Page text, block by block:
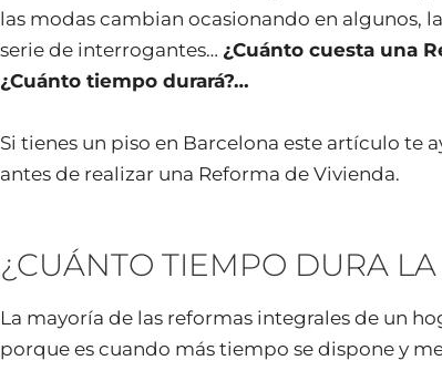
las modas cambian ocasionando en algunos,
serie de interrogantes… ¿Cuánto cuesta una
¿Cuánto tiempo durará?…
Si tienes un piso en Barcelona este artículo te
antes de realizar una Reforma de Vivienda.
¿CUÁNTO TIEMPO DURA
La mayoría de las reformas integrales de un
porque es cuando más tiempo se dispone y